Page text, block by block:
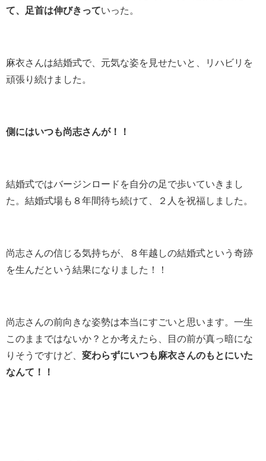
て、足首は伸びきっていった。
麻衣さんは結婚式で、元気な姿を見せたいと、リハビリを
頑張り続けました。
側にはいつも尚志さんが！！
結婚式ではバージンロードを自分の足で歩いていきまし
た。結婚式場も８年間待ち続けて、２人を祝福しました。
尚志さんの信じる気持ちが、８年越しの結婚式という奇跡
を生んだという結果になりました！！
尚志さんの前向きな姿勢は本当にすごいと思います。一生
このままではないか？とか考えたら、目の前が真っ暗にな
りそうですけど、 変わらずにいつも麻衣さんのもとにいた
なんて！！